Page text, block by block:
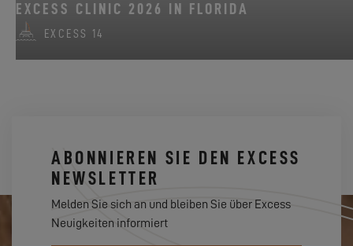
EXCESS CLINIC 2026 IN FLORIDA
EXCESS 14
ABONNIEREN SIE DEN EXCESS
NEWSLETTER
Melden Sie sich an und bleiben Sie über Excess
Neuigkeiten informiert